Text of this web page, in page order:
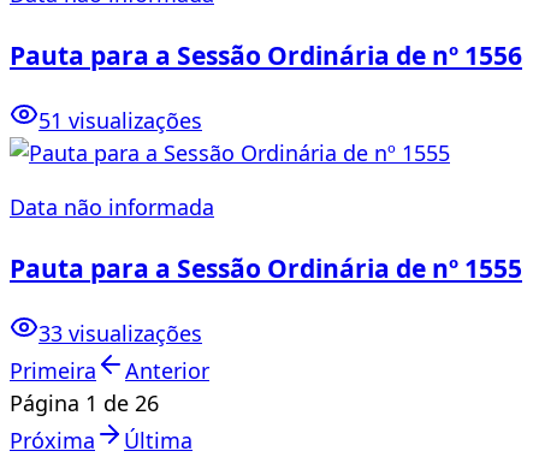
Pauta para a Sessão Ordinária de nº 1556
51 visualizações
Data não informada
Pauta para a Sessão Ordinária de nº 1555
33 visualizações
Primeira
Anterior
Página 1 de 26
Próxima
Última